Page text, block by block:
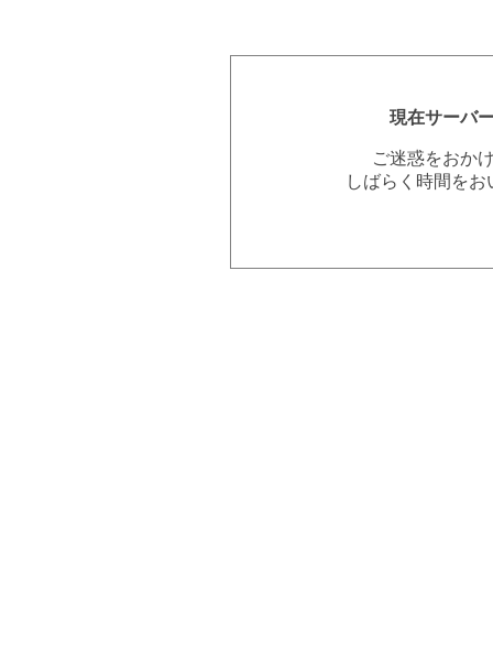
現在サーバ
ご迷惑をおか
しばらく時間を